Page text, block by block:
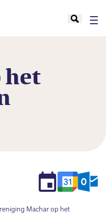
het
Machar op het